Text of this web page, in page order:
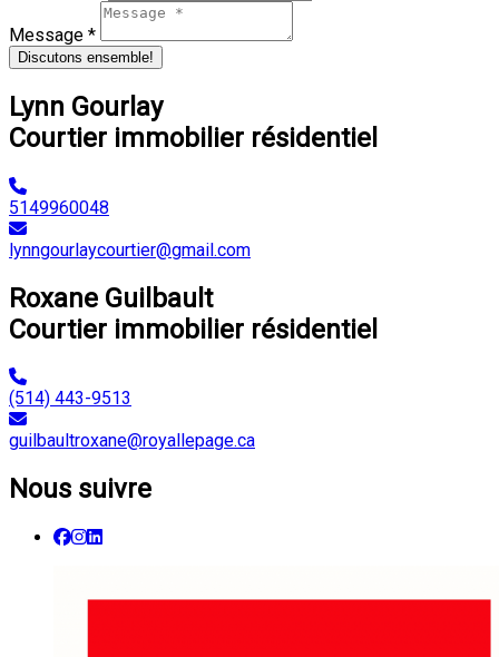
Message *
Discutons ensemble!
Lynn Gourlay
Courtier immobilier résidentiel
5149960048
lynngourlaycourtier@gmail.com
Roxane Guilbault
Courtier immobilier résidentiel
(514) 443-9513
guilbaultroxane@royallepage.ca
Nous suivre